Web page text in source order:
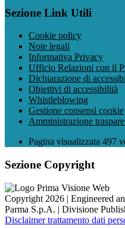
Sezione Link Utili
Cookie policy
Note legali
Informativa Privacy
Ufficio Relazioni con il
Dichiarazione di
Obiettivi di accessibilità
Whistleblowing
Gestione consensi cookie
Amministrazione
Pagina visualizzata 497
Sezione Copyright
Copyright 2026 | Engineered
Parma S.p.A. | Divisione
Disclaimer trattamento dati